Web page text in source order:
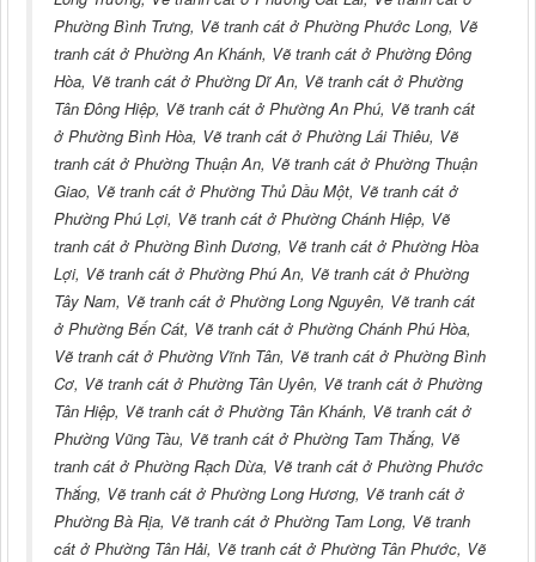
Phường Bình Trưng, Vẽ tranh cát ở Phường Phước Long, Vẽ
tranh cát ở Phường An Khánh, Vẽ tranh cát ở Phường Đông
Hòa, Vẽ tranh cát ở Phường Dĩ An, Vẽ tranh cát ở Phường
Tân Đông Hiệp, Vẽ tranh cát ở Phường An Phú, Vẽ tranh cát
ở Phường Bình Hòa, Vẽ tranh cát ở Phường Lái Thiêu, Vẽ
tranh cát ở Phường Thuận An, Vẽ tranh cát ở Phường Thuận
Giao, Vẽ tranh cát ở Phường Thủ Dầu Một, Vẽ tranh cát ở
Phường Phú Lợi, Vẽ tranh cát ở Phường Chánh Hiệp, Vẽ
tranh cát ở Phường Bình Dương, Vẽ tranh cát ở Phường Hòa
Lợi, Vẽ tranh cát ở Phường Phú An, Vẽ tranh cát ở Phường
Tây Nam, Vẽ tranh cát ở Phường Long Nguyên, Vẽ tranh cát
ở Phường Bến Cát, Vẽ tranh cát ở Phường Chánh Phú Hòa,
Vẽ tranh cát ở Phường Vĩnh Tân, Vẽ tranh cát ở Phường Bình
Cơ, Vẽ tranh cát ở Phường Tân Uyên, Vẽ tranh cát ở Phường
Tân Hiệp, Vẽ tranh cát ở Phường Tân Khánh, Vẽ tranh cát ở
Phường Vũng Tàu, Vẽ tranh cát ở Phường Tam Thắng, Vẽ
tranh cát ở Phường Rạch Dừa, Vẽ tranh cát ở Phường Phước
Thắng, Vẽ tranh cát ở Phường Long Hương, Vẽ tranh cát ở
Phường Bà Rịa, Vẽ tranh cát ở Phường Tam Long, Vẽ tranh
cát ở Phường Tân Hải, Vẽ tranh cát ở Phường Tân Phước, Vẽ